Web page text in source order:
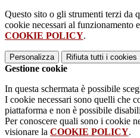
Questo sito o gli strumenti terzi da
cookie necessari al funzionamento
COOKIE POLICY.
Personalizza Rifiuta tutti i cookies
Gestione cookie
In questa schermata è possibile
I cookie necessari sono quelli che
piattaforma e non è possibile
Per conoscere quali sono i cookie
visionare la COOKIE POLICY.